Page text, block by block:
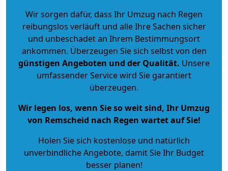
Wir sorgen dafür, dass Ihr Umzug nach Regen
reibungslos verläuft und alle Ihre Sachen sicher
und unbeschadet an Ihrem Bestimmungsort
ankommen. Überzeugen Sie sich selbst von den
günstigen Angeboten und der Qualität. Unsere
umfassender Service wird Sie garantiert
überzeugen.
Wir legen los, wenn Sie so weit sind, Ihr Umzug
von Remscheid nach Regen wartet auf Sie!
Holen Sie sich kostenlose und natürlich
unverbindliche Angebote, damit Sie Ihr Budget
besser planen!